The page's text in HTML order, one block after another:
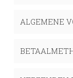
ALGEMENE